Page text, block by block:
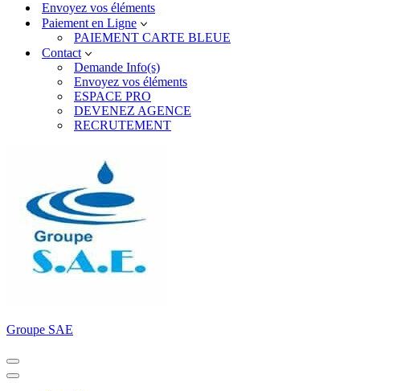
Envoyez vos éléments
Paiement en Ligne
PAIEMENT CARTE BLEUE
Contact
Demande Info(s)
Envoyez vos éléments
ESPACE PRO
DEVENEZ AGENCE
RECRUTEMENT
Groupe SAE
Menu
de
Menu